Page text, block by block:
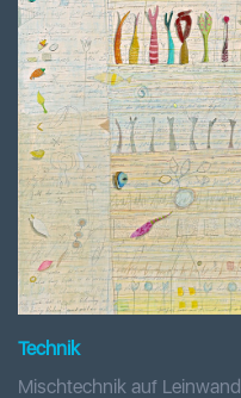
Technik
Mischtechnik auf Leinwand